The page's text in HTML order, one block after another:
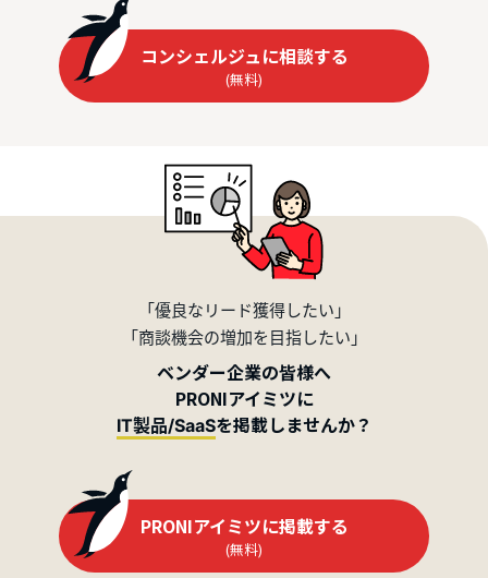
コンシェルジュに相談する
(無料)
「優良なリード獲得したい」
「商談機会の増加を目指したい」
ベンダー企業の皆様へ
PRONIアイミツに
IT製品/SaaSを掲載しませんか？
PRONIアイミツに掲載する
(無料)